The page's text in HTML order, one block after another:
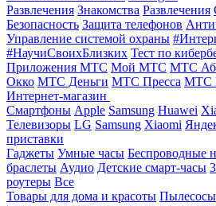
Развлечения Знакомства Развлечения
Безопасность Защита телефонов
Управление системой охраны
#НаучиСвоихБлизких Тест по
Приложения МТС Мой МТС МТС
Окко МТС Деньги МТС Пресса МТС
Интернет-магазин
Смартфоны Apple Samsung Huawei
Телевизоры LG Samsung Xiaomi
приставки
Гаджеты Умные часы Беспроводные
браслеты Аудио Детские смарт-часы
роутеры Все
Товары для дома и красоты Пылесосы